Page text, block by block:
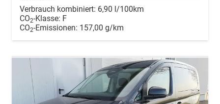
Verbrauch kombiniert: 6,90 l/100km
CO2-Klasse: F
CO2-Emissionen: 157,00 g/km